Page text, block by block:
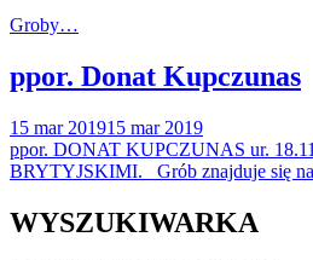
Groby…
ppor. Donat Kupczunas
15 mar 201915 mar 2019
ppor. DONAT KUPCZUNAS ur.
BRYTYJSKIMI. Grób znajduje się
WYSZUKIWARKA